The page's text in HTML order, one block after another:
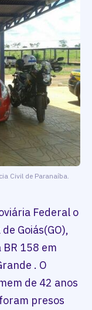
Civil de Paranaíba.
Federal o
Goiás(GO),
158 em
. O
de 42 anos
presos